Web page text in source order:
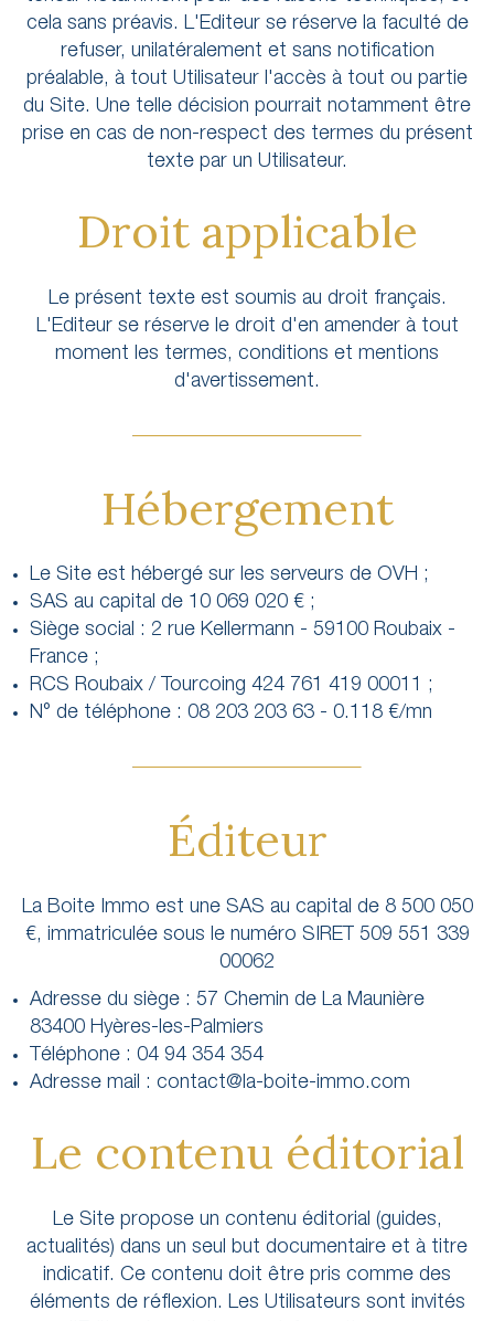
cela sans préavis. L'Editeur se réserve la faculté de
refuser, unilatéralement et sans notification
préalable, à tout Utilisateur l'accès à tout ou partie
du Site. Une telle décision pourrait notamment être
prise en cas de non-respect des termes du présent
texte par un Utilisateur.
Droit applicable
Le présent texte est soumis au droit français.
L'Editeur se réserve le droit d'en amender à tout
moment les termes, conditions et mentions
d'avertissement.
Hébergement
Le Site est hébergé sur les serveurs de OVH ;
SAS au capital de 10 069 020 € ;
Siège social : 2 rue Kellermann - 59100 Roubaix -
France ;
RCS Roubaix / Tourcoing 424 761 419 00011 ;
N° de téléphone : 08 203 203 63 - 0.118 €/mn
Éditeur
La Boite Immo est une SAS au capital de 8 500 050
€, immatriculée sous le numéro SIRET 509 551 339
00062
Adresse du siège : 57 Chemin de La Maunière
83400 Hyères-les-Palmiers
Téléphone : 04 94 354 354
Adresse mail : contact@la-boite-immo.com
Le contenu éditorial
Le Site propose un contenu éditorial (guides,
actualités) dans un seul but documentaire et à titre
indicatif. Ce contenu doit être pris comme des
éléments de réflexion. Les Utilisateurs sont invités